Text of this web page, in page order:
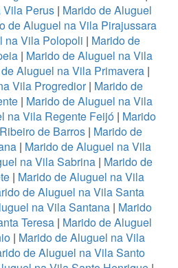
Vila Perus | Marido de Aluguel
de Aluguel na Vila Pirajussara
na Vila Polopoli | Marido de
| Marido de Aluguel na Vila
Aluguel na Vila Primavera|
Vila Progredior| Marido de
| Marido de Aluguel na Vila
na Vila Regente Feijó| Marido
de Barros| Marido de
| Marido de Aluguel na Vila
na Vila Sabrina| Marido de
| Marido de Aluguel na Vila
de Aluguel na Vila Santa
na Vila Santana| Marido
Teresa| Marido de Aluguel
| Marido de Aluguel na Vila
de Aluguel na Vila Santo